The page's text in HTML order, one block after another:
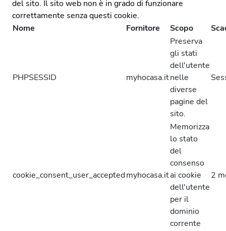
del sito. Il sito web non è in grado di funzionare
correttamente senza questi cookie.
Nome
Fornitore Scopo
PHPSESSID myhocasa.it
Preserva
gli stati
dell'utente
nelle
diverse
pagine del
sito.
cookie_consent_user_acceptedmyhocasa.it
Memorizza
lo stato
del
consenso
ai cookie
dell'utente
per il
dominio
corrente
2